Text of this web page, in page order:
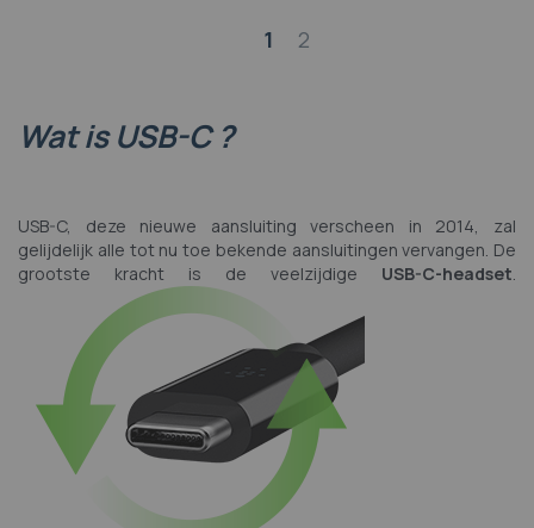
Pagina1 2
Wat is USB-C ?
USB-C, deze nieuwe aansluiting verscheen in 2014, zal
gelijdelijk alle tot nu toe bekende aansluitingen vervangen. De
grootste kracht is de veelzijdige USB-C-headset.